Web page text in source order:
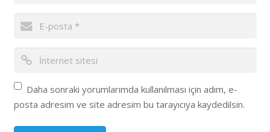
Daha sonraki yorumlarımda kullanılması için adım, e-
posta adresim ve site adresim bu tarayıcıya kaydedilsin.